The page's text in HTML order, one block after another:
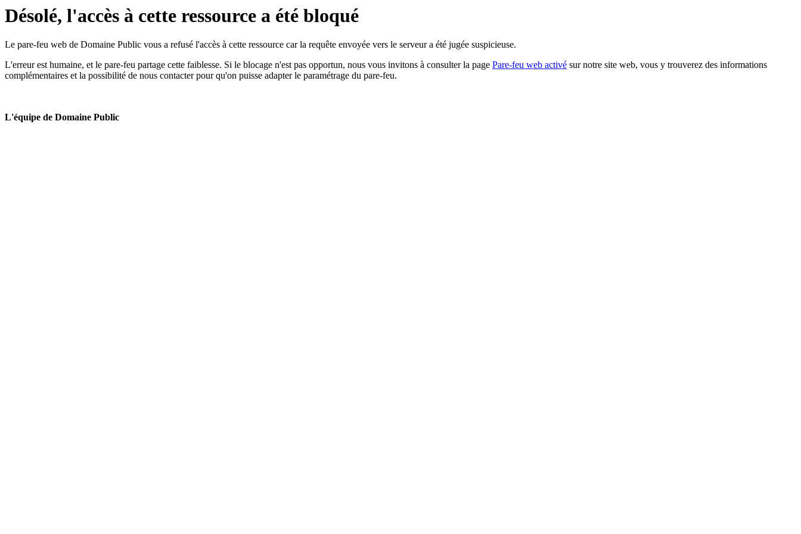
Désolé, l'accès à cette ressource a été bloqué
Le pare-feu web de Domaine Public vous a refusé l'accès à cette ressource car la requête envoyée vers le serveur a été jugée suspicieuse.
L'erreur est humaine, et le pare-feu partage cette faiblesse. Si le blocage n'est pas opportun, nous vous invitons à consulter la page Pare-feu web activé sur notre site web, vous y trouverez des informations
complémentaires et la possibilité de nous contacter pour qu'on puisse adapter le paramétrage du pare-feu.
L'équipe de Domaine Public